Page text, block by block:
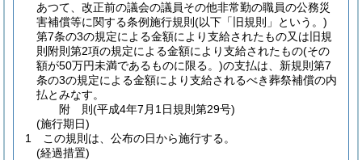
あつて、改正前の議会の議員その他非常勤の職員の公務災
害補償等に関する条例施行規則 (以下「旧規則」という。)
第7条の3の規定による金額により支給されたもの又は旧規
則附則第2項の規定による金額により支給されたもの(その
額が50万円未満であるものに限る。)の支払は、新規則第7
条の3の規定による金額により支給されるべき葬祭補償の内
払とみなす。
附 則(平成4年7月1日規則第29号)
(施行期日)
1
この規則は、公布の日から施行する。
(経過措置)